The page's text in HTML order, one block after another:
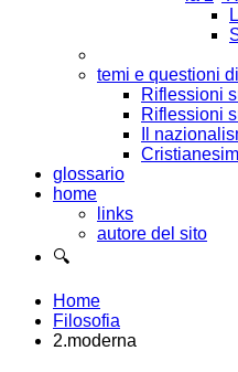
temi e questioni
Riflessioni
Riflessioni
Il
glossario
home
links
autore del sito
🔍
Home
Filosofia
2.moderna